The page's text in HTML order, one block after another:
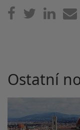
Ostatní